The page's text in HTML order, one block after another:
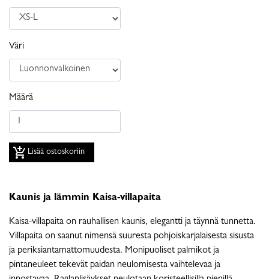
Väri
Määrä
add_shopping_cart Lisää ostoskoriin
Kaunis ja lämmin Kaisa-villapaita
Kaisa-villapaita on rauhallisen kaunis, elegantti ja täynnä tunnetta.
Villapaita on saanut nimensä suuresta pohjoiskarjalaisesta sisusta
ja periksiantamattomuudesta. Monipuoliset palmikot ja
pintaneuleet tekevät paidan neulomisesta vaihtelevaa ja